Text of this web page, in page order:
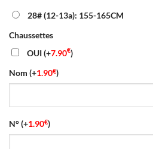
28# (12-13a): 155-165CM
Chaussettes
OUI(+7.90€)
Nom (+1.90€)
N°(+1.90€)